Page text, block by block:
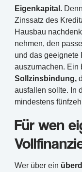
Eigenkapital.
Zinssatz des
Hausbau
nehmen, den
und das geeignete
auszumachen. Ein
Sollzinsbindung,
ausfallen sollte. In
mindestens
Für wen
Wer über ein